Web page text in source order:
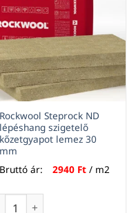
szigetelő kőzetgyapot
Rockwool Steprock ND
lépéshang szigetelő
kőzetgyapot lemez 30
mm
Bruttó ár:
2940 Ft / m2
Steprock ND